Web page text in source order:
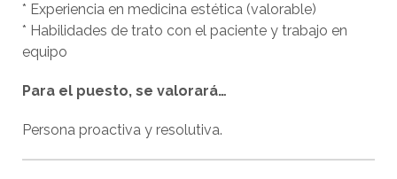
* Experiencia en medicina estética (valorable)
* Habilidades de trato con el paciente y trabajo en
equipo
Para el puesto, se valorará…
Persona proactiva y resolutiva.